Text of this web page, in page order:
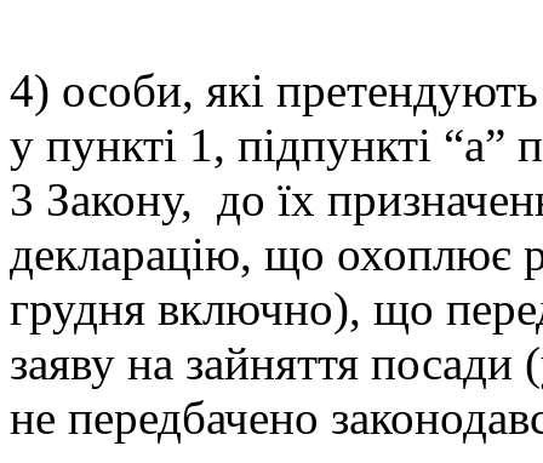
4) особи, які
у пункті 1, підпункті “а”
3 Закону, до їх
декларацію, що охоплює
грудня включно), що
заяву на зайняття
не передбачено